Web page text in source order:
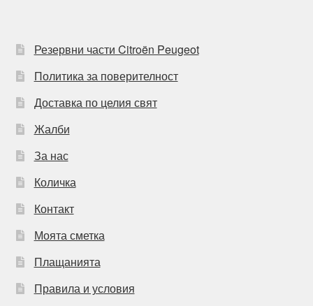
Резервни части Citroën Peugeot
Политика за поверителност
Доставка по целия свят
Жалби
За нас
Количка
Контакт
Моята сметка
Плащанията
Правила и условия